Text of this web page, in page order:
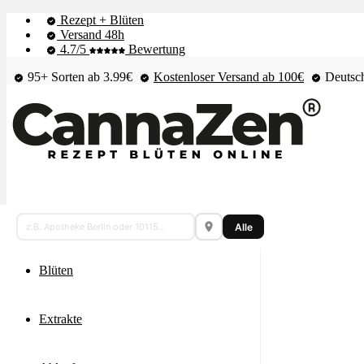
Rezept + Blüten
Versand 48h
4.7/5
Bewertung
95+ Sorten ab 3.99€
Kostenloser Versand ab 100€
Shop & Live-Bestand
Blüten
Extrakte
Karte
Apotheken,
Headshops
Alle